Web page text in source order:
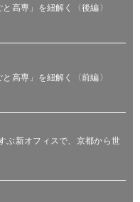
高専」を紐解く〈後編〉
高専」を紐解く〈前編〉
ぶ新オフィスで、京都から世